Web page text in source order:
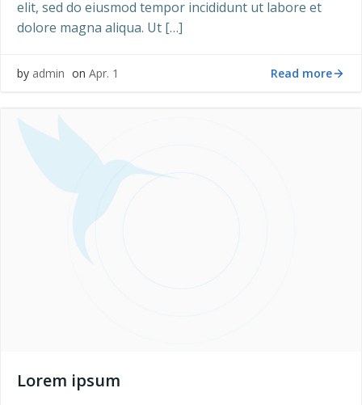
elit, sed do eiusmod tempor incididunt ut labore et
dolore magna aliqua. Ut […]
by admin on Apr. 1 Read more
Lorem ipsum